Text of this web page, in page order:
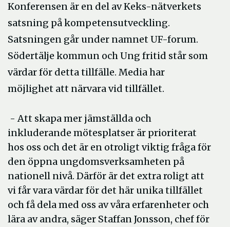
Konferensen är en del av Keks-nätverkets
satsning på kompetensutveckling.
Satsningen går under namnet UF-forum.
Södertälje kommun och Ung fritid står som
värdar för detta tillfälle. Media har
möjlighet att närvara vid tillfället.
- Att skapa mer jämställda och
inkluderande mötesplatser är prioriterat
hos oss och det är en otroligt viktig fråga för
den öppna ungdomsverksamheten på
nationell nivå. Därför är det extra roligt att
vi får vara värdar för det här unika tillfället
och få dela med oss av våra erfarenheter och
lära av andra, säger Staffan Jonsson, chef för